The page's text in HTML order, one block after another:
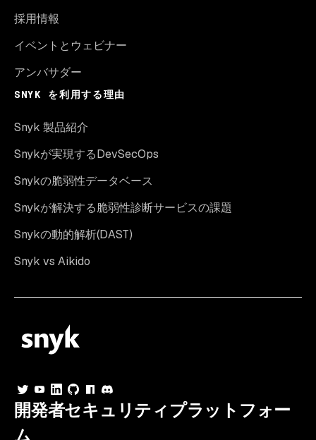
採用情報
イベントとウェビナー
アンバサダー
SNYK を利用する理由
Snyk 製品紹介
Snykが実現するDevSecOps
Snykの脆弱性データベース
Snykが解決する脆弱性診断サービスの課題
Snykの動的解析(DAST)
Snyk vs Aikido
開発者セキュリティプラットフォー
ム